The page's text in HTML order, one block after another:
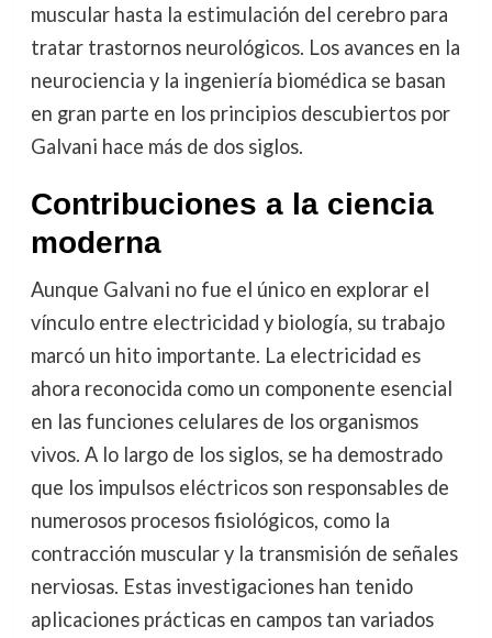
muscular hasta la estimulación del cerebro para
tratar trastornos neurológicos. Los avances en la
neurociencia y la ingeniería biomédica se basan
en gran parte en los principios descubiertos por
Galvani hace más de dos siglos.
Contribuciones a la ciencia
moderna
Aunque Galvani no fue el único en explorar el
vínculo entre electricidad y biología, su trabajo
marcó un hito importante. La electricidad es
ahora reconocida como un componente esencial
en las funciones celulares de los organismos
vivos. A lo largo de los siglos, se ha demostrado
que los impulsos eléctricos son responsables de
numerosos procesos fisiológicos, como la
contracción muscular y la transmisión de señales
nerviosas. Estas investigaciones han tenido
aplicaciones prácticas en campos tan variados